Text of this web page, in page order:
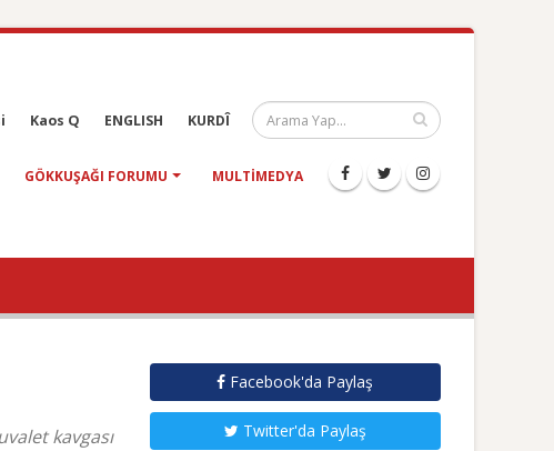
Kaos Q ENGLISH KURDÎ
GÖKKUŞAĞI FORUMU MULTIMEDYA
kavgası
Facebook'da Paylaş
Twitter'da Paylaş